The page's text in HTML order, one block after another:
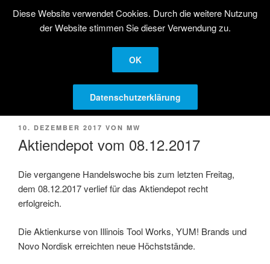
InhaltSTRATEGISCHE
AKTIENANLAGE
Langfristige Kapitalanlage in Aktien
Menü
VERÖFFENTLICHT
10. DEZEMBER 2017 VON MW
Aktiendepot vom 08.12.2017
Die vergangene Handelswoche bis zum letzten Freitag,
dem 08.12.2017 verlief für das Aktiendepot recht
erfolgreich.
Die Aktienkurse von Illinois Tool Works, YUM! Brands und
Novo Nordisk erreichten neue Höchststände.
Diese Website verwendet Cookies. Durch die weitere Nutzung
der Website stimmen Sie dieser Verwendung zu.
OK
Datenschutzerklärung